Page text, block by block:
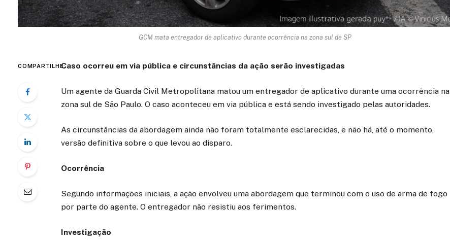
GCM mata entregador de aplicativo durante ocorrência na zona sul de SP
COMPARTILHE:Caso ocorreu em via pública e circunstâncias da ação serão investigadas
Um agente da Guarda Civil Metropolitana matou um entregador de aplicativo durante uma ocorrência na
zona sul de São Paulo. O caso aconteceu em via pública e está sendo investigado pelas autoridades.
As circunstâncias da abordagem ainda não foram totalmente esclarecidas, e não há, até o momento,
versão definitiva sobre o que levou ao disparo.
Ocorrência
Segundo informações iniciais, a ação envolveu uma abordagem que terminou com o uso de arma de fogo
por parte do agente. O entregador não resistiu aos ferimentos.
Investigação